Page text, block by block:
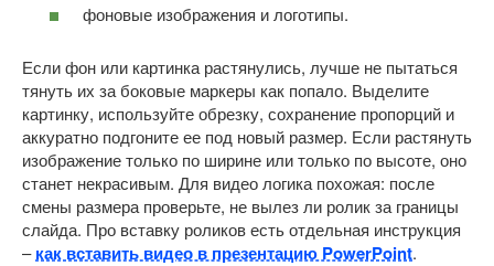
фоновые изображения и логотипы.
Если фон или картинка растянулись, лучше не пытаться
тянуть их за боковые маркеры как попало. Выделите
картинку, используйте обрезку, сохранение пропорций и
аккуратно подгоните ее под новый размер. Если растянуть
изображение только по ширине или только по высоте, оно
станет некрасивым. Для видео логика похожая: после
смены размера проверьте, не вылез ли ролик за границы
слайда. Про вставку роликов есть отдельная инструкция
–как вставить видео в презентацию PowerPoint.